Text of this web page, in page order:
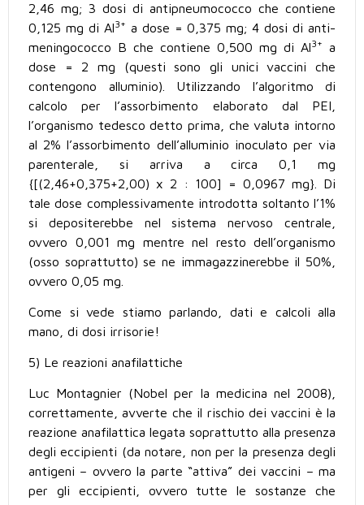
2,46 mg; 3 dosi di antipneumococco che contiene
0,125 mg di Al3+ a dose = 0,375 mg; 4 dosi di anti-
meningococco B che contiene 0,500 mg di Al3+ a
dose = 2 mg (questi sono gli unici vaccini che
contengono alluminio). Utilizzando l’algoritmo di
calcolo per l’assorbimento elaborato dal PEI,
l’organismo tedesco detto prima, che valuta intorno
al 2% l’assorbimento dell’alluminio inoculato per via
parenterale, si arriva a circa 0,1 mg
{[(2,46+0,375+2,00) x 2 : 100] = 0,0967 mg}. Di
tale dose complessivamente introdotta soltanto l’1%
si depositerebbe nel sistema nervoso centrale,
ovvero 0,001 mg mentre nel resto dell’organismo
(osso soprattutto) se ne immagazzinerebbe il 50%,
ovvero 0,05 mg.
Come si vede stiamo parlando, dati e calcoli alla
mano, di dosi irrisorie!
5) Le reazioni anafilattiche
Luc Montagnier (Nobel per la medicina nel 2008),
correttamente, avverte che il rischio dei vaccini è la
reazione anafilattica legata soprattutto alla presenza
degli eccipienti (da notare, non per la presenza degli
antigeni – ovvero la parte “attiva” dei vaccini – ma
per gli eccipienti, ovvero tutte le sostanze che